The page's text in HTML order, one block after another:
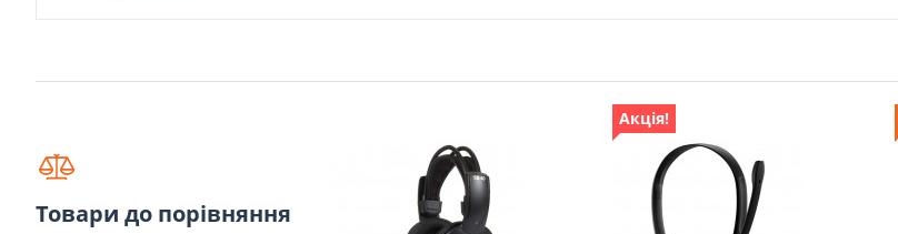
Товари до порівняння
Акція!